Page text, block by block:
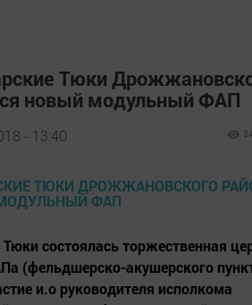
Тюки
новый модульный ФАП
- 13:40
Тюки состоялась торжественная
(фельдшерско-акушерского
и.о руководителя исполкома